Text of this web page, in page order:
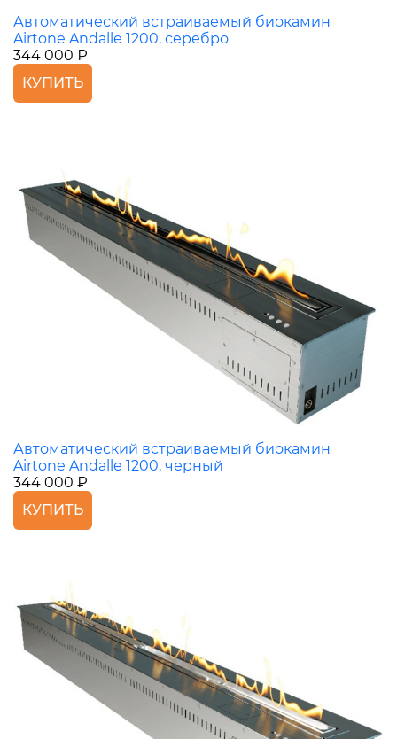
Автоматический встраиваемый биокамин
Airtone Andalle 1200, серебро
344 000 ₽
КУПИТЬ
Автоматический встраиваемый биокамин
Airtone Andalle 1200, черный
344 000 ₽
КУПИТЬ